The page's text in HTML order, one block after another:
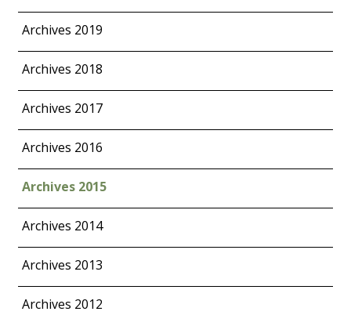
Archives 2019
Archives 2018
Archives 2017
Archives 2016
Archives 2015
Archives 2014
Archives 2013
Archives 2012